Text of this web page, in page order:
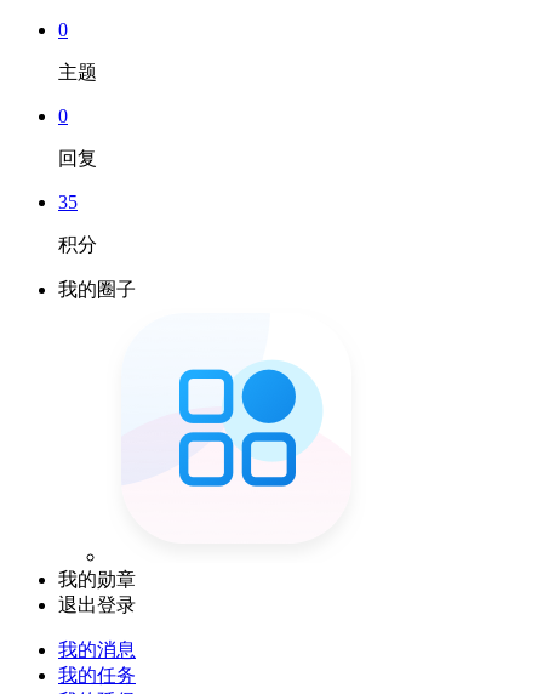
0
主题
0
回复
35
积分
我的圈子
我的勋章
退出登录
我的消息
我的任务